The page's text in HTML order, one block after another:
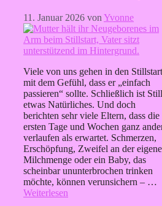
11. Januar 2026 von Yvonne
Viele von uns gehen in den Stillstart
mit dem Gefühl, dass er „einfach
passieren“ sollte. Schließlich ist
etwas Natürliches. Und doch
berichten sehr viele Eltern, dass die
ersten Tage und Wochen ganz
verlaufen als erwartet. Schmerzen,
Erschöpfung, Zweifel an der
Milchmenge oder ein Baby, das
scheinbar ununterbrochen trinken
möchte, können verunsichern – …
Weiterlesen